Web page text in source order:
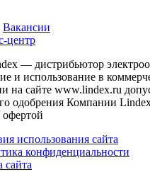
Вакансии
центр
— дистрибьютор
и использование в
на сайте www.lindex.ru
одобрения Компании
использования сайта
конфиденциальности
сайта